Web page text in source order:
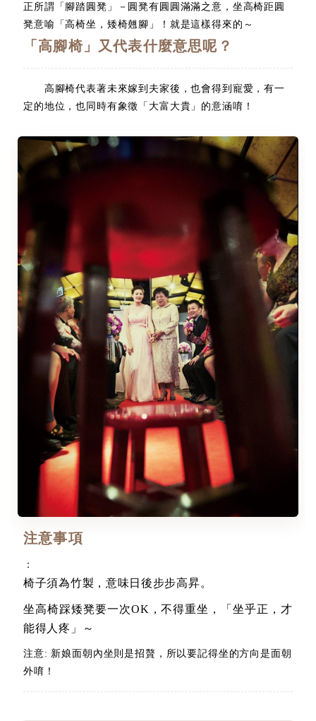
正所謂「腳踏圓凳」－圓凳有圓圓滿滿之意，坐高椅距圓
凳意喻「高椅坐，矮椅翹腳」！就是這樣得來的～
「高腳椅」又代表什麼意思呢？
高腳椅代表著未來嫁到夫家後，也會得到寵愛，有一
定的地位，也同時有象徵「大富大貴」的意涵唷！
注意事項
：
椅子須為竹製，意味日後步步高昇。
坐高椅踩矮凳要一次OK，不得重坐，「坐乎正，才
能得人疼」～
注意: 新娘面朝內坐則是招贅，所以要記得坐的方向是面朝
外唷！